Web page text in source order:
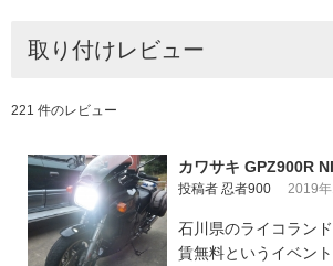
取り付けレビュー
221 件のレビュー
カワサキ GPZ900R
投稿者 忍者900 2019
石川県のライコラン
賃無料というイベン